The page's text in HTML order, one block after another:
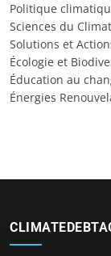
Politique
Sciences du Climat
Solutions et
Écologie et
Éducation au
Énergies